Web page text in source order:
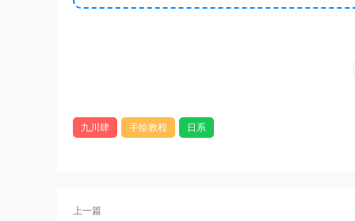
九川肆 手绘教程 日系
上一篇